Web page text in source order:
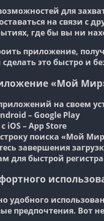
для
на связи с
где бы вы ни
приложение,
это быстро и
«Мой
на своем
– Google Play
iOS – App Store
поиска «Мой
завершения
для быстрой
удобного
предпочтения. Вот